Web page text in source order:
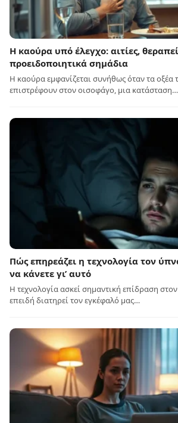
Η καούρα υπό έλεγχο: αιτίες,
προειδοποιητικά σημάδια
Η καούρα εμφανίζεται συνήθως όταν τα οξέα
επιστρέφουν στον οισοφάγο, μια κατάσταση…
Πώς επηρεάζει η τεχνολογία τον
να κάνετε γι’ αυτό
Η τεχνολογία ασκεί σημαντική επίδραση
επειδή διατηρεί τον εγκέφαλό μας…